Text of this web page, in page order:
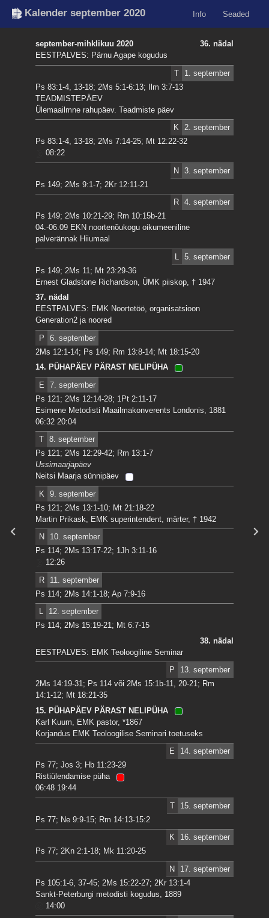
Kalender september 2020 Info Seaded
36. nädal
september-mihklikuu 2020
EESTPALVES: Pärnu Agape kogudus
T
1. september
Ps 83:1-4, 13-18; 2Ms 5:1-6:13; Ilm 3:7-13
TEADMISTEPÄEV
Ülemaailmne rahupäev. Teadmiste päev
K 2. september
Ps 83:1-4, 13-18; 2Ms 7:14-25; Mt 12:22-32
08:22
N
3. september
Ps 149; 2Ms 9:1-7; 2Kr 12:11-21
R 4. september
Ps 149; 2Ms 10:21-29; Rm 10:15b-21
04.-06.09 EKN noortenõukogu oikumeeniline
palverännak Hiiumaal
5. september
Ps 149; 2Ms 11; Mt 23:29-36
Ernest Gladstone Richardson, ÜMK piiskop, † 1947
37. nädal
EESTPALVES: EMK Noortetöö, organisatsioon
Generation2 ja noored
P
6. september
2Ms 12:1-14; Ps 149; Rm 13:8-14; Mt 18:15-20
14. PÜHAPÄEV PÄRAST NELIPÜHA
E
7. september
Ps 121; 2Ms 12:14-28; 1Pt 2:11-17
Esimene Metodisti Maailmakonverents Londonis, 1881
06:32 20:04
T
8. september
Ps 121; 2Ms 12:29-42; Rm 13:1-7
Ussimaarjapäev
Neitsi Maarja sünnipäev
K
9. september
Ps 121; 2Ms 13:1-10; Mt 21:18-22
Martin Prikask, EMK superintendent, märter, † 1942
N
10. september
Ps 114; 2Ms 13:17-22; 1Jh 3:11-16
12:26
R
11. september
Ps 114; 2Ms 14:1-18; Ap 7:9-16
L
12. september
Ps 114; 2Ms 15:19-21; Mt 6:7-15
38. nädal
EESTPALVES: EMK Teoloogiline Seminar
P
13. september
2Ms 14:19-31; Ps 114 või 2Ms 15:1b-11, 20-21; Rm
14:1-12; Mt 18:21-35
15. PÜHAPÄEV PÄRAST NELIPÜHA
Karl Kuum, EMK pastor, *1867
Korjandus EMK Teoloogilise Seminari toetuseks
E
14. september
Ps 77; Jos 3; Hb 11:23-29
Ristiülendamise püha
06:48 19:44
T
15. september
Ps 77; Ne 9:9-15; Rm 14:13-15:2
K
16. september
Ps 77; 2Kn 2:1-18; Mk 11:20-25
N
17. september
Ps 105:1-6, 37-45; 2Ms 15:22-27; 2Kr 13:1-4
Sankt-Peterburgi metodisti kogudus, 1889
14:00